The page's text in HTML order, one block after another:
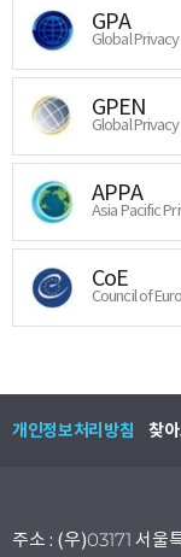
GPA
Global
GPEN
Global
APPA
Asia Pacific
CoE
Council of
개인정보처리방침 찾
주소 : (우)03171 서울